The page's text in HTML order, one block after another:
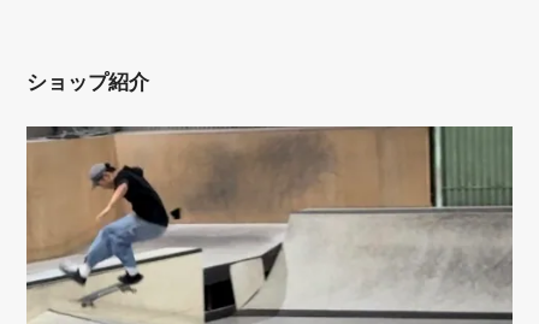
ショップ紹介